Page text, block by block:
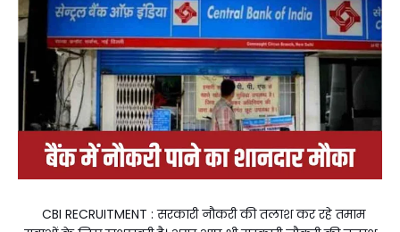
CBI RECRUITMENT : सरकारी नौकरी की तलाश कर रहे तमाम